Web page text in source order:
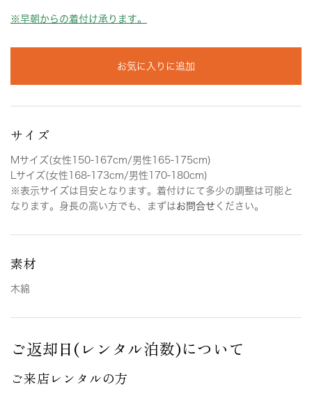
※早朝からの着付け承ります。
お気に入りに追加
サイズ
Mサイズ(女性150-167cm/男性165-175cm)
Lサイズ(女性168-173cm/男性170-180cm)
※表示サイズは目安となります。着付けにて多少の調整は可能と
なります。身長の高い方でも、まずはお問合せ ください。
素材
木綿
ご返却日(レンタル泊数)について
ご来店レンタルの方